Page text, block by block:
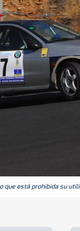
está prohibida su